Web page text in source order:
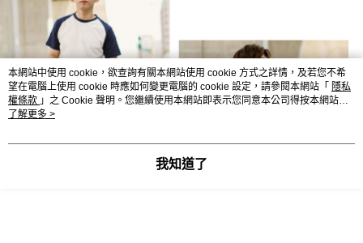
本網站中使用 cookie，欲查詢有關本網站使用 cookie 方式之詳情，及若您不希
望在電腦上使用 cookie 時應如何變更電腦的 cookie 設定，請參閱本網站「 隱私
權條款 」之 Cookie 聲明。您繼續使用本網站即表示您同意本公司得按本網站使
用條款之 Cookie 聲明使用 cookie。
了解更多 >
我知道了